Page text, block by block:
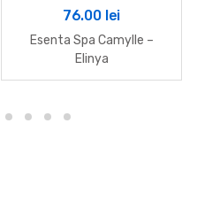
76.00 lei
Esenta Spa Camylle –
Elinya